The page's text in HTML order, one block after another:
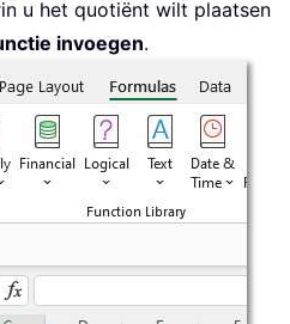
u het quotiënt wilt plaatsen
invoegen.